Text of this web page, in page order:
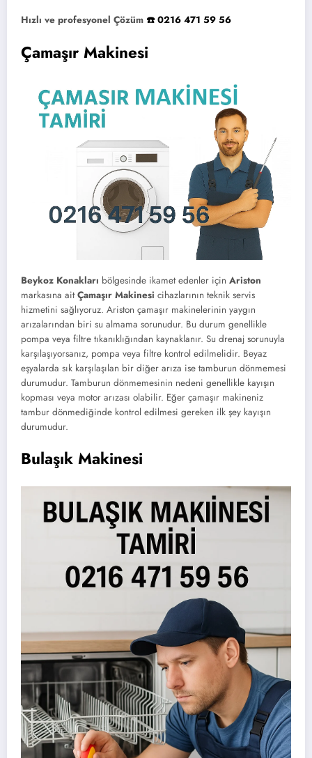
Hızlı ve profesyonel Çözüm ☎️ 0216 471 59 56
Çamaşır Makinesi
Beykoz Konakları bölgesinde ikamet edenler için Ariston
markasına aitÇamaşır Makinesi cihazlarının teknik servis
hizmetini sağlıyoruz. Ariston çamaşır makinelerinin yaygın
arızalarından biri su almama sorunudur. Bu durum genellikle
pompa veya filtre tıkanıklığından kaynaklanır. Su drenaj sorunuyla
karşılaşıyorsanız, pompa veya filtre kontrol edilmelidir. Beyaz
eşyalarda sık karşılaşılan bir diğer arıza ise tamburun dönmemesi
durumudur. Tamburun dönmemesinin nedeni genellikle kayışın
kopması veya motor arızası olabilir. Eğer çamaşır makineniz
tambur dönmediğinde kontrol edilmesi gereken ilk şey kayışın
durumudur.
Bulaşık Makinesi